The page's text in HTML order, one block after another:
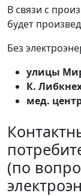
В связи с
будет
Без
улицы
К.
мед.
(по